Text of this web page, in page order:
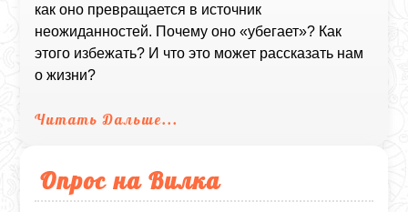
как оно превращается в источник
неожиданностей. Почему оно «убегает»? Как
этого избежать? И что это может рассказать нам
о жизни?
Читать Дальше...
Опрос на Вилка